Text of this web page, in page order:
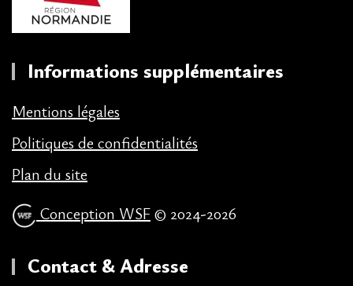
Informations supplémentaires
Mentions légales
Politiques de confidentialités
Plan du site
Conception WSF© 2024-2026
Contact & Adresse